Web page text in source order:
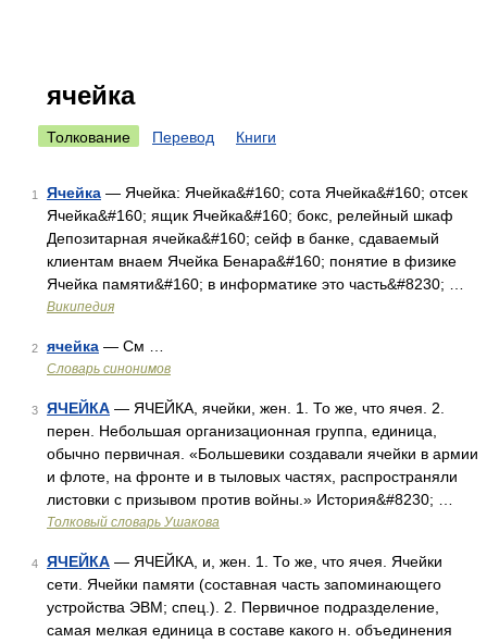
ячейка
Толкование Перевод Книги
1 Ячейка — Ячейка: Ячейка&#160; сота Ячейка&#160; отсек
Ячейка&#160; ящик Ячейка&#160; бокс, релейный шкаф
Депозитарная ячейка&#160; сейф в банке, сдаваемый
клиентам внаем Ячейка Бенара&#160; понятие в физике
Ячейка памяти&#160; в информатике это часть&#8230; …
Википедия
2 ячейка — См …
Словарь синонимов
3 ЯЧЕЙКА — ЯЧЕЙКА, ячейки, жен. 1. То же, что ячея. 2.
перен. Небольшая организационная группа, единица,
обычно первичная. «Большевики создавали ячейки в армии
и флоте, на фронте и в тыловых частях, распространяли
листовки с призывом против войны.» История&#8230; …
Толковый словарь Ушакова
4 ЯЧЕЙКА — ЯЧЕЙКА, и, жен. 1. То же, что ячея. Ячейки
сети. Ячейки памяти (составная часть запоминающего
устройства ЭВМ; спец.). 2. Первичное подразделение,
самая мелкая единица в составе какого н. объединения